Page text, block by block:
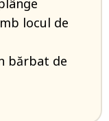
locul de
bărbat de